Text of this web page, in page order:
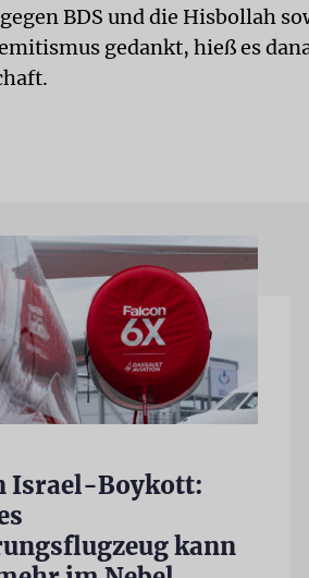
BDS und die Hisbollah
gedankt, hieß es
Israel-Boykott:
kann